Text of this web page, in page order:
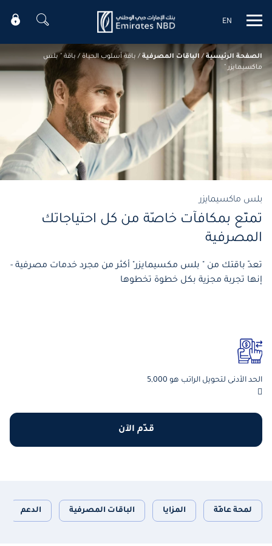
Mobile menu
EN
الصفحة الرئيسية/ الباقات المصرفية / باقة أسلوب الحياة / باقة " بلس
ماكسيمايزر "
بلس ماكسيمايزر
تمتّع بمكافآت خاصّة من كل احتياجاتك
المصرفية
تعدّ باقتك من " بلس مكسيمايزر" أكثر من مجرد خدمات مصرفية -
إنها تجربة مجزية بكل خطوة تخطوها
الحد الأدنى لتحويل الراتب هو 5,000

قدّم الآن
لمحة عامّة المزايا الباقات المصرفية الدعم